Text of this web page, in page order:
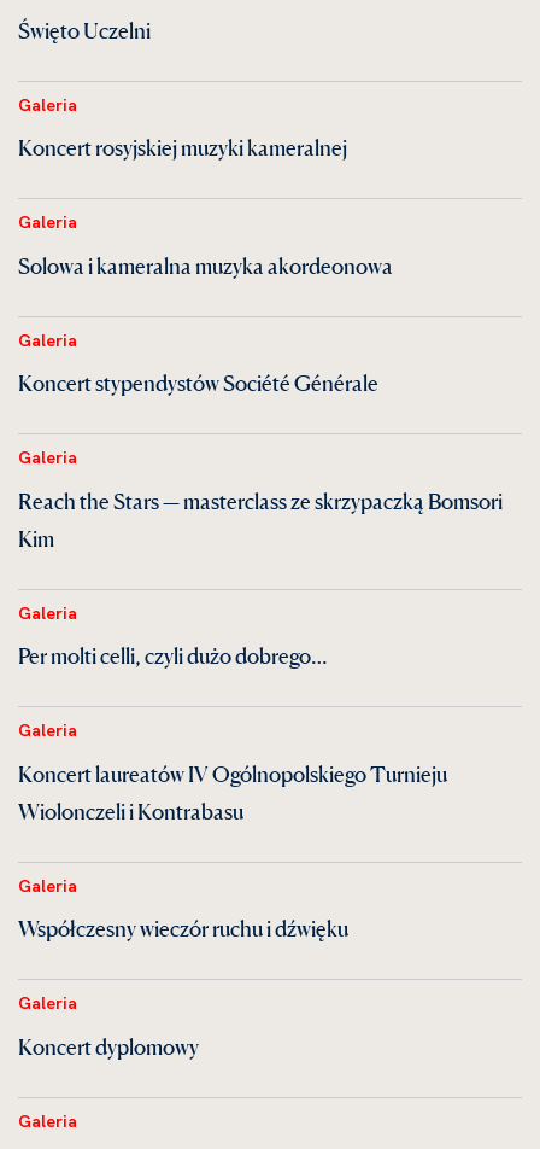
Święto Uczelni
Galeria
Koncert rosyjskiej muzyki kameralnej
Galeria
Solowa i kameralna muzyka akordeonowa
Galeria
Koncert stypendystów Société Générale
Galeria
Reach the Stars — masterclass ze skrzypaczką Bomsori
Kim
Galeria
Per molti celli, czyli dużo dobrego…
Galeria
Koncert laureatów IV Ogólnopolskiego Turnieju
Wiolonczeli i Kontrabasu
Galeria
Współczesny wieczór ruchu i dźwięku
Galeria
Koncert dyplomowy
Galeria